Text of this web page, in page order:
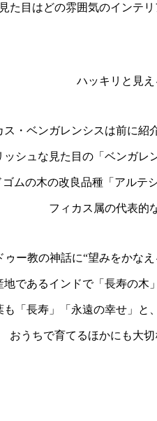
た目はどの雰囲気のインテ
ハッキリと見え
ス・ベンガレンシスは前に紹
ッシュな見た目の「ベンガレ
ゴムの木の改良品種「アルテ
フィカス属の代表的
ゥー教の神話に“望みをかな
地であるインドで「長寿の木
も「長寿」「永遠の幸せ」と
おうちで育てるほかにも大